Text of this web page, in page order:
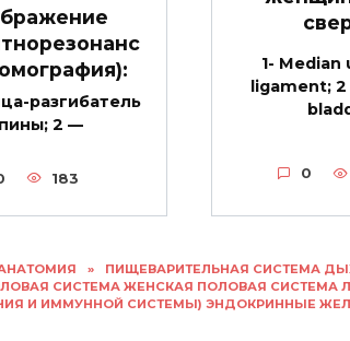
»
ПИЩЕВАРИТЕЛЬНАЯ СИСТЕМА
СИСТЕМА ЖЕНСКАЯ ПОЛОВАЯ СИСТЕМА
И ИММУННОЙ СИСТЕМЫ) ЭНДОКРИННЫЕ
разгибатель
2 —
183
1- Median
ligament;
0